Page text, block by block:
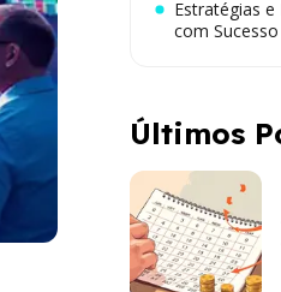
Estratégias
com Sucesso
Últimos